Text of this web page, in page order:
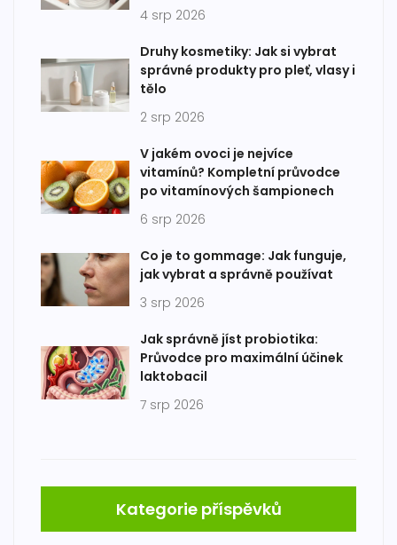
4 srp 2026
Druhy kosmetiky: Jak si vybrat
správné produkty pro pleť, vlasy i
tělo
2 srp 2026
V jakém ovoci je nejvíce
vitamínů? Kompletní průvodce
po vitamínových šampionech
6 srp 2026
Co je to gommage: Jak funguje,
jak vybrat a správně používat
3 srp 2026
Jak správně jíst probiotika:
Průvodce pro maximální účinek
laktobacil
7 srp 2026
Kategorie příspěvků